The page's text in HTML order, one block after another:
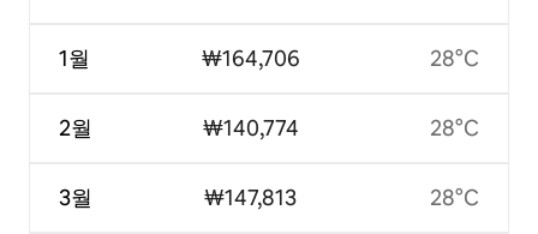
1월
2월
3월
₩164,706
₩140,774
₩147,813
28°C
28°C
28°C